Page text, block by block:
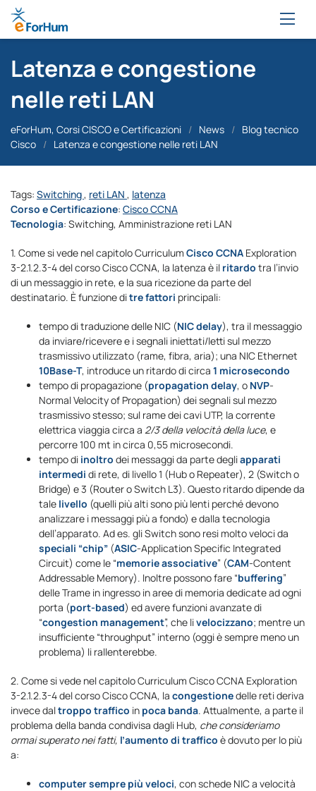
Latenza e congestione
nelle reti LAN
eForHum, Corsi CISCO e Certificazioni / News / Blog tecnico
Cisco / Latenza e congestione nelle reti LAN
Tags: Switching, reti LAN , latenza
Corso e Certificazione: Cisco CCNA
Tecnologia: Switching, Amministrazione reti LAN
1. Come si vede nel capitolo Curriculum Cisco CCNA Exploration
3-2.1.2.3-4 del corso Cisco CCNA, la latenza è il ritardo tra l’invio
di un messaggio in rete, e la sua ricezione da parte del
destinatario. È funzione ditre fattori principali:
tempo di traduzione delle NIC (NIC delay), tra il messaggio
da inviare/ricevere e i segnali iniettati/letti sul mezzo
trasmissivo utilizzato (rame, fibra, aria); una NIC Ethernet
10Base-T, introduce un ritardo di circa 1 microsecondo
tempo di propagazione (propagation delay, o NVP-
Normal Velocity of Propagation) dei segnali sul mezzo
trasmissivo stesso; sul rame dei cavi UTP, la corrente
elettrica viaggia circa a 2/3 della velocità della luce, e
percorre 100 mt in circa 0,55 microsecondi.
tempo di inoltro dei messaggi da parte degliapparati
intermedi di rete, di livello 1 (Hub o Repeater), 2 (Switch o
Bridge) e 3 (Router o Switch L3). Questo ritardo dipende da
tale livello (quelli più alti sono più lenti perché devono
analizzare i messaggi più a fondo) e dalla tecnologia
dell’apparato. Ad es. gli Switch sono resi molto veloci da
speciali “chip” (ASIC-Application Specific Integrated
Circuit) come le “memorie associative” (CAM-Content
Addressable Memory). Inoltre possono fare “buffering”
delle Trame in ingresso in aree di memoria dedicate ad ogni
porta (port-based) ed avere funzioni avanzate di
“congestion management”, che livelocizzano; mentre un
insufficiente “throughput” interno (oggi è sempre meno un
problema) li rallenterebbe.
2. Come si vede nel capitolo Curriculum Cisco CCNA Exploration
3-2.1.2.3-4 del corso Cisco CCNA, la congestionedelle reti deriva
invece daltroppo traffico in poca banda. Attualmente, a parte il
problema della banda condivisa dagli Hub, che consideriamo
ormai superato nei fatti, l’aumento di traffico è dovuto per lo più
a:
computer sempre più veloci, con schede NIC a velocità